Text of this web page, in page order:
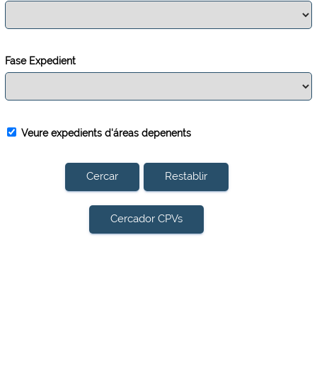
Fase Expedient
Veure expedients d'áreas depenents